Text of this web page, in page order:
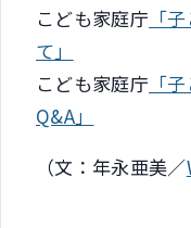
こども家庭庁 「
て」
こども家庭庁 「
Q&A」
（文：年永亜美／